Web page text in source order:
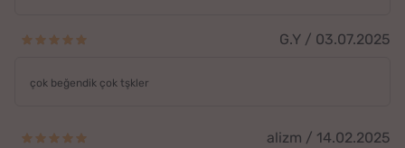
G.Y / 03.07.2025
çok beğendik çok tşkler
alizm / 14.02.2025